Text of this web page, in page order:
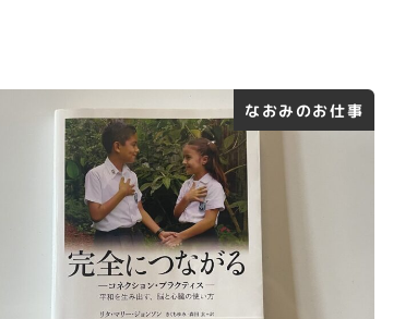
なおみのお仕事